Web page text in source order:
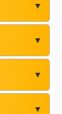
▼
▼
▼
▼